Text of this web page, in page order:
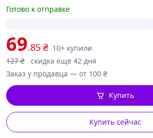
Готово к отправке
69.85 ₴ 10+ купили
127 ₴
скидка еще 42 дня
Заказ у продавца — от 100 ₴
Купить сейчас
Купить